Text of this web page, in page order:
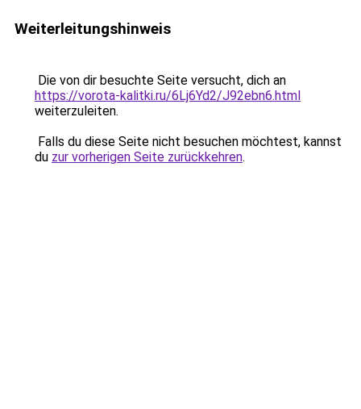
Weiterleitungshinweis
Die von dir besuchte Seite versucht, dich an
https://vorota-kalitki.ru/6Lj6Yd2/J92ebn6.html
weiterzuleiten.
Falls du diese Seite nicht besuchen möchtest, kannst
du zur vorherigen Seite zurückkehren.